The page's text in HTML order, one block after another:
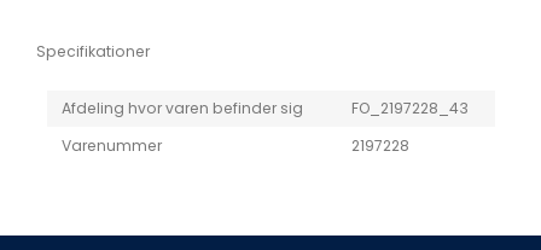
Specifikationer
Afdeling hvor varen befinder sig
FO_2197228_43
Varenummer
2197228